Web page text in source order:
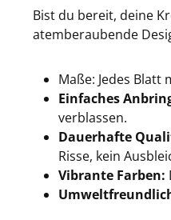
Bist du bereit, deine
atemberaubende
Maße: Jedes Blatt
Einfaches
verblassen.
Dauerhafte
Risse, kein
Vibrante Farben: